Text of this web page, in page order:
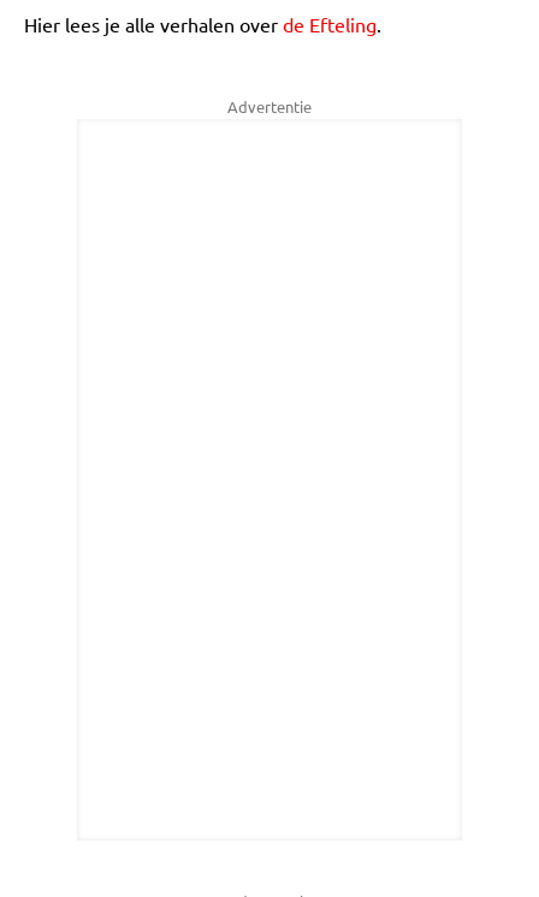
Hier lees je alle verhalen over de Efteling.
Advertentie